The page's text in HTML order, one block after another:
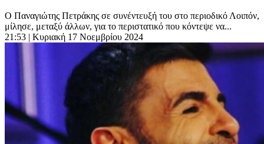
Ο Παναγιώτης Πετράκης σε συνέντευξή του στο περιοδικό Λοιπόν,
μίλησε, μεταξύ άλλων, για το περιστατικό που κόντεψε να...
21:53 | Κυριακή 17 Νοεμβρίου 2024